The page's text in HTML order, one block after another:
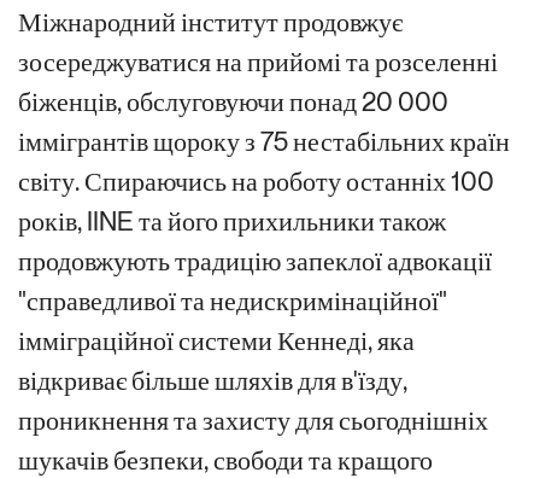
Міжнародний інститут продовжує
зосереджуватися на прийомі та розселенні
біженців, обслуговуючи понад 20 000
іммігрантів щороку з 75 нестабільних країн
світу. Спираючись на роботу останніх 100
років, IINE та його прихильники також
продовжують традицію запеклої адвокації
"справедливої та недискримінаційної"
імміграційної системи Кеннеді, яка
відкриває більше шляхів для в'їзду,
проникнення та захисту для сьогоднішніх
шукачів безпеки, свободи та кращого